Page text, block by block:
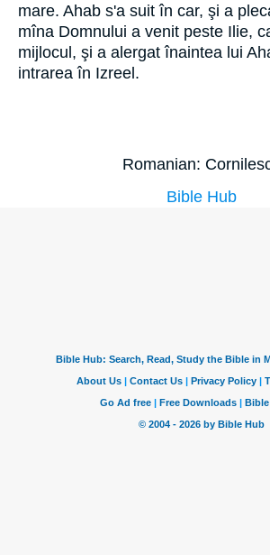
mare. Ahab s'a suit în car, şi a
mîna Domnului a venit peste Ilie,
mijlocul, şi a alergat înaintea lui
intrarea în Izreel.
Romanian:
Bible Hub